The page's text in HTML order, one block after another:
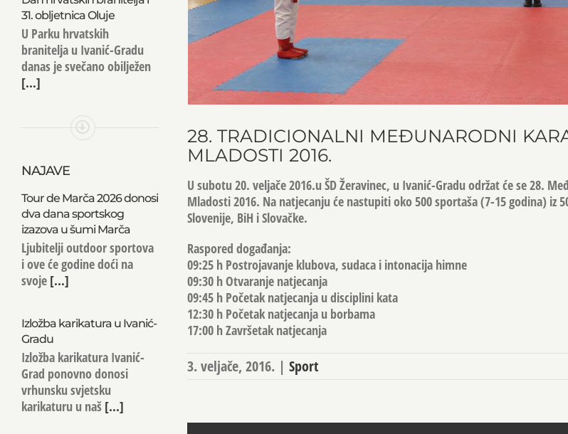
28. TRADICIONALNI MEĐUNARODNI
MLADOSTI 2016.
U subotu 20. veljače 2016.u ŠD Žeravinec, u Ivanić-Gradu održat će se 28.
Mladosti 2016. Na natjecanju će nastupiti oko 500 sportaša (7-15 godina) iz
Slovenije, BiH i Slovačke.
Raspored događanja:
09:25 h Postrojavanje klubova, sudaca i intonacija himne
09:30 h Otvaranje natjecanja
09:45 h Početak natjecanja u disciplini kata
12:30 h Početak natjecanja u borbama
17:00 h Završetak natjecanja
3. veljače, 2016. | Sport
31. obljetnica Oluje
U Parku hrvatskih
branitelja u Ivanić-Gradu
danas je svečano obilježen
[...]
NAJAVE
Tour de Marča 2026 donosi
dva dana sportskog
izazova u šumi Marča
Ljubitelji outdoor sportova
i ove će godine doći na
svoje[...]
Izložba karikatura u Ivanić-
Gradu
Izložba karikatura Ivanić-
Grad ponovno donosi
vrhunsku svjetsku
karikaturu u naš[...]